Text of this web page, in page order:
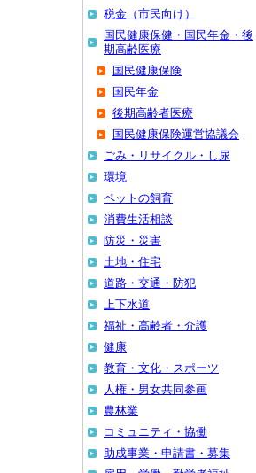
税金（市民向け）
国民健康保健・国民年金・後
期高齢医療
国民健康保険
国民年金
後期高齢者医療
国民健康保険運営協議会
ごみ・リサイクル・し尿
環境
ペットの飼育
消費生活相談
防災・災害
土地・住宅
道路・交通・防犯
上下水道
福祉・高齢者・介護
健康
教育・文化・スポーツ
人権・男女共同参画
農林業
コミュニティ・協働
助成事業・申請書・募集